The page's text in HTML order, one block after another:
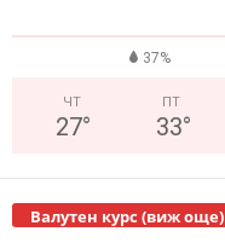
37%
ЧТ
27°
ПТ
33°
Валутен курс (виж още)